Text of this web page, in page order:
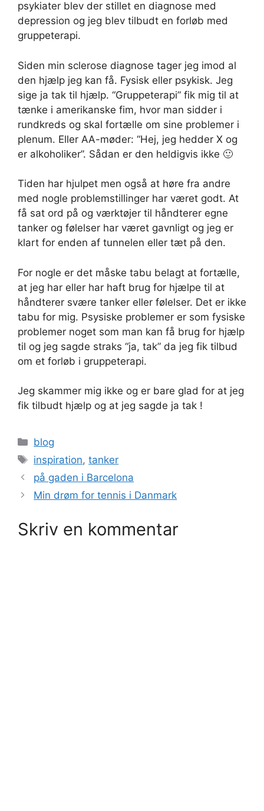
psykiater blev der stillet en diagnose med
depression og jeg blev tilbudt en forløb med
gruppeterapi.
Siden min sclerose diagnose tager jeg imod al
den hjælp jeg kan få. Fysisk eller psykisk. Jeg
sige ja tak til hjælp. “Gruppeterapi” fik mig til at
tænke i amerikanske fim, hvor man sidder i
rundkreds og skal fortælle om sine problemer i
plenum. Eller AA-møder: “Hej, jeg hedder X og
er alkoholiker”. Sådan er den heldigvis ikke 🙂
Tiden har hjulpet men også at høre fra andre
med nogle problemstillinger har været godt. At
få sat ord på og værktøjer til håndterer egne
tanker og følelser har været gavnligt og jeg er
klart for enden af tunnelen eller tæt på den.
For nogle er det måske tabu belagt at fortælle,
at jeg har eller har haft brug for hjælpe til at
håndterer svære tanker eller følelser. Det er ikke
tabu for mig. Psysiske problemer er som fysiske
problemer noget som man kan få brug for hjælp
til og jeg sagde straks “ja, tak” da jeg fik tilbud
om et forløb i gruppeterapi.
Jeg skammer mig ikke og er bare glad for at jeg
fik tilbudt hjælp og at jeg sagde ja tak !
Kategorier
blog
Tags
inspiration,tanker
på gaden i Barcelona
Min drøm for tennis i Danmark
Skriv en kommentar